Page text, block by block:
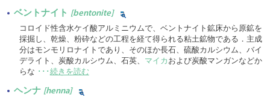
ベントナイト [bentonite]
コロイド性含水ケイ酸アルミニウムで、ベントナイト鉱床から原鉱を
採掘し、乾燥、粉砕などの工程を経て得られる粘土鉱物である．主成
分はモンモリロナイトであり、そのほか長石、硫酸カルシウム、バイ
デライト、炭酸カルシウム、石英、 マイカ および炭酸マンガンなどか
らな ･･･ 続きを読む
ヘンナ [henna]